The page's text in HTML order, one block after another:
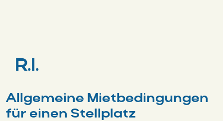
R.I.
Allgemeine Mietbedingungen
für einen Stellplatz